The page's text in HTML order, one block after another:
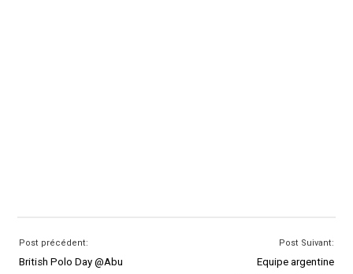
Post précédent:
British Polo Day @Abu
Post Suivant:
Equipe argentine